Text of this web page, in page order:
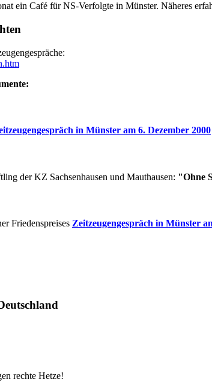
ein Café für NS-Verfolgte in Münster. Näheres
in Münster am 6. Dezember 2000
der KZ Sachsenhausen und Mauthausen: "Ohne
Friedenspreises Zeitzeugengespräch in Münster
rechte Hetze!